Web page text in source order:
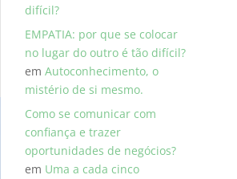
difícil?
EMPATIA: por que se colocar
no lugar do outro é tão difícil?
em Autoconhecimento, o
mistério de si mesmo.
Como se comunicar com
confiança e trazer
oportunidades de negócios?
em Uma a cada cinco